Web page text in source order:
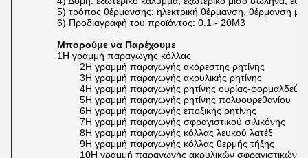
5) τρόπος θέρμανσης: ηλεκτρική θέρμανση, θέρμανση με
6) Προδιαγραφή του προϊόντος: 0.1 - 20M3
Μπορούμε να Παρέχουμε
1Η γραμμή παραγωγής κόλλας
2Η γραμμή παραγωγής ακόρεστης ρητίνης
3Η γραμμή παραγωγής ακρυλικής ρητίνης
4Η γραμμή παραγωγής ρητίνης ουρίας-
5Η γραμμή παραγωγής ρητίνης πολυουρεθανίου
6Η γραμμή παραγωγής εποξικής ρητίνης
7Η γραμμή παραγωγής σφραγιστικού σιλικόνης
8Η γραμμή παραγωγής κόλλας λευκού λατέξ
9Η γραμμή παραγωγής κόλλας θερμής τήξης
10Η γραμμή παραγωγής ακρυλικών σφραγιστικών